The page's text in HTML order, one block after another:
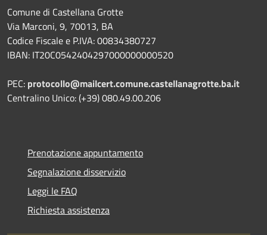
Comune di Castellana Grotte
Via Marconi, 9, 70013, BA
Codice Fiscale e P.IVA: 00834380727
IBAN: IT20C0542404297000000000520
PEC: protocollo@mailcert.comune.castellanagrotte.ba.it
Centralino Unico: (+39) 080.49.00.206
Prenotazione appuntamento
Segnalazione disservizio
Leggi le FAQ
Richiesta assistenza